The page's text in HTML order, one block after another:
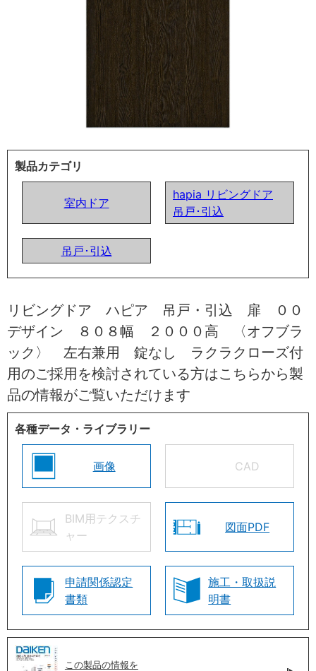
製品カテゴリ
室内ドア
hapia リビングドア
吊戸･引込
吊戸･引込
リビングドア ハピア 吊戸・引込 扉 ００
デザイン ８０８幅 ２０００高 〈オフブラ
ック〉 左右兼用 錠なし ラクラクローズ付
用のご採用を検討されている方はこちらから製
品の情報がご覧いただけます
各種データ・ライブラリー
画像 CAD
BIM用テクスチ
ャー
図面PDF
申請関係認定
書類
施工・取扱説
明書
この製品の情報を